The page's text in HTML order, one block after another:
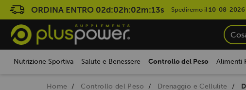
ORDINA ENTRO 02d:02h:02m:12s Spediremo il 10-08-2026
Nutrizione Sportiva Salute e Benessere Controllo del Peso Alimenti
Home Controllo del Peso Drenaggio e Cellulite